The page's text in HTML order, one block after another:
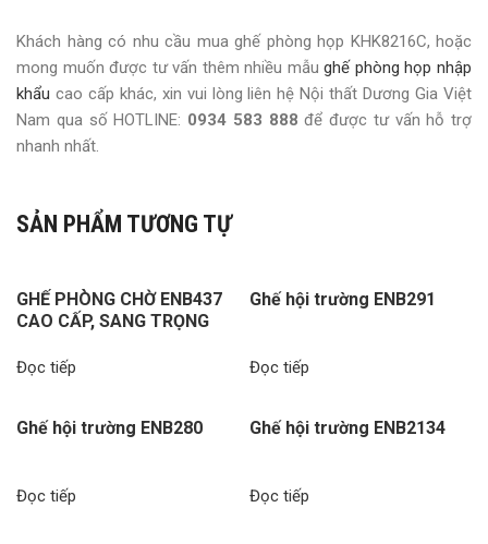
Khách hàng có nhu cầu mua ghế phòng họp KHK8216C, hoặc
mong muốn được tư vấn thêm nhiều mẫughế phòng họp nhập
khẩu cao cấp khác, xin vui lòng liên hệ Nội thất Dương Gia Việt
Nam qua số HOTLINE: 0934 583 888 để được tư vấn hỗ trợ
nhanh nhất.
SẢN PHẨM TƯƠNG TỰ
GHẾ PHÒNG CHỜ ENB437
CAO CẤP, SANG TRỌNG
Đọc tiếp
Ghế hội trường ENB291
Đọc tiếp
Ghế hội trường ENB280
Đọc tiếp
Ghế hội trường ENB2134
Đọc tiếp